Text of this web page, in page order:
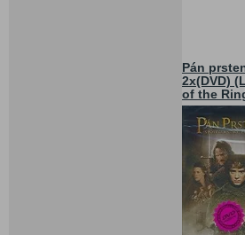
Pán
2x(DVD)
of the